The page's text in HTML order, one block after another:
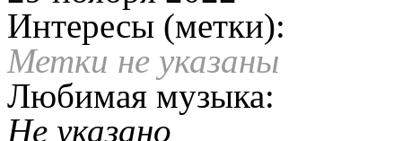
Интересы (метки):
Метки не указаны
Любимая музыка:
Не указано